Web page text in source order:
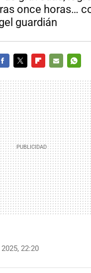
once horas…
guardián
MAIL
22:20